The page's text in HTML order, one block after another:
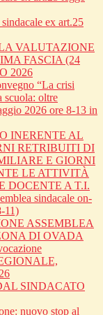
ex art.25
VALUTAZIONE
FASCIA (24
2026
“La crisi
scuola: oltre
2026 ore 8-13 in
INERENTE AL
RETRIBUITI DI
E GIORNI
LE ATTIVITÀ
DOCENTE A T.I.
sindacale on-
11)
ASSEMBLEA
DI OVADA
SINDACATO
nuovo stop al